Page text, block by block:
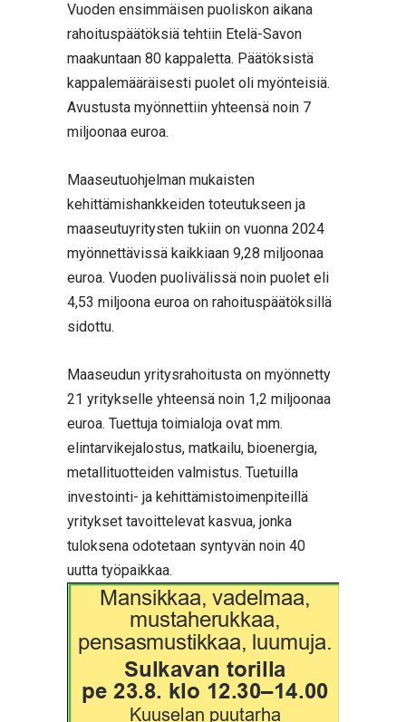
Vuoden ensimmäisen puoliskon aikana
rahoituspäätöksiä tehtiin Etelä-Savon
maakuntaan 80 kappaletta. Päätöksistä
kappalemääräisesti puolet oli myönteisiä.
Avustusta myönnettiin yhteensä noin 7
miljoonaa euroa.
Maaseutuohjelman mukaisten
kehittämishankkeiden toteutukseen ja
maaseutuyritysten tukiin on vuonna 2024
myönnettävissä kaikkiaan 9,28 miljoonaa
euroa. Vuoden puolivälissä noin puolet eli
4,53 miljoona euroa on rahoituspäätöksillä
sidottu.
Maaseudun yritysrahoitusta on myönnetty
21 yritykselle yhteensä noin 1,2 miljoonaa
euroa. Tuettuja toimialoja ovat mm.
elintarvikejalostus, matkailu, bioenergia,
metallituotteiden valmistus. Tuetuilla
investointi- ja kehittämistoimenpiteillä
yritykset tavoittelevat kasvua, jonka
tuloksena odotetaan syntyvän noin 40
uutta työpaikkaa.